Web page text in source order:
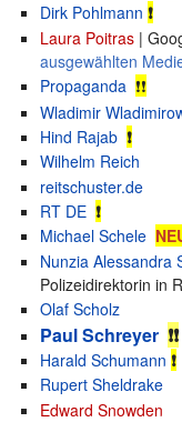
Dirk Pohlmann ❗
Laura Poitras |
ausgewählten
Propaganda ❗❗
Wladimir
Hind Rajab ❗
Wilhelm Reich
reitschuster.de
RT DE ❗
Michael Schele
Nunzia Alessandra
Polizeidirektorin in
Olaf Scholz
Paul Schreyer ❗❗
Harald Schumann ❗
Rupert Sheldrake
Edward Snowden